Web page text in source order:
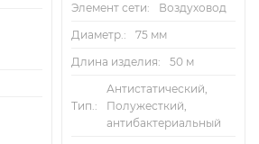
Элемент сети:
Воздуховод
Диаметр.:
75 мм
Длина изделия:
50 м
Тип.:
Антистатический,
Полужесткий,
антибактериальный